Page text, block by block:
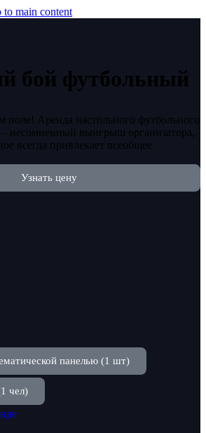
to main content
бой футбольный
поле! Аренда настольного футбольного
несомненный выигрыш организатора,
всегда привлекает всеобщее
Узнать цену
панелью (1 шт)
чел)